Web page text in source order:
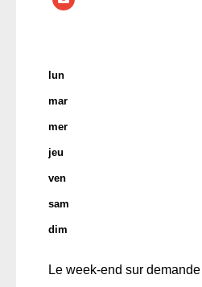
lun
mar
mer
jeu
ven
sam
dim
Le week-end sur demande